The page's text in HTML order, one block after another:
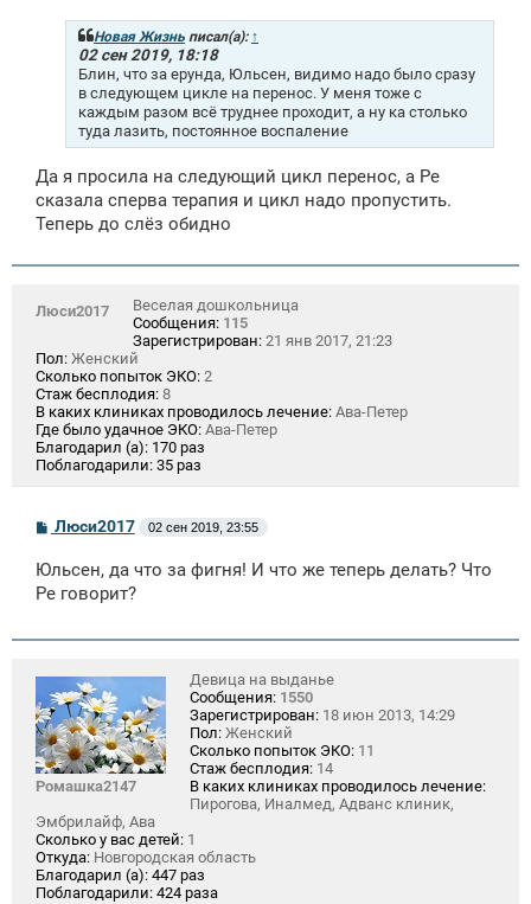
Новая Жизнь писал(а): ↑
02 сен 2019, 18:18
Блин, что за ерунда, Юльсен, видимо надо было сразу
в следующем цикле на перенос. У меня тоже с
каждым разом всё труднее проходит, а ну ка столько
туда лазить, постоянное воспаление
Да я просила на следующий цикл перенос, а Ре
сказала сперва терапия и цикл надо пропустить.
Теперь до слёз обидно
Люси2017
Веселая дошкольница
Сообщения: 115
Зарегистрирован: 21 янв 2017, 21:23
Пол: Женский
Сколько попыток ЭКО: 2
Стаж бесплодия: 8
В каких клиниках проводилось лечение: Ава-Петер
Где было удачное ЭКО: Ава-Петер
Благодарил (а): 170 раз
Поблагодарили: 35 раз
С
б
щ
и
Люси2017 02 сен 2019, 23:55
Юльсен, да что за фигня! И что же теперь делать? Что
Ре говорит?
Ромашка2147
Девица на выданье
Сообщения: 1550
Зарегистрирован: 18 июн 2013, 14:29
Пол: Женский
Сколько попыток ЭКО: 11
Стаж бесплодия: 14
В каких клиниках проводилось лечение:
Пирогова, Иналмед, Адванс клиник,
Эмбрилайф, Ава
Сколько у вас детей: 1
Откуда: Новгородская область
Благодарил (а): 447 раз
Поблагодарили: 424 раза